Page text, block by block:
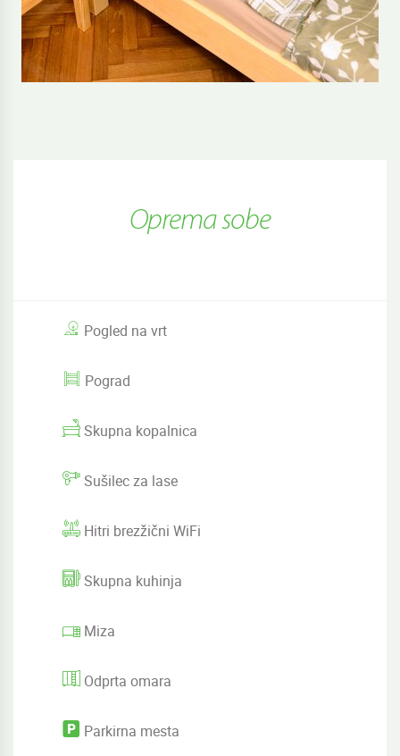
Oprema sobe
Pogled na vrt
Pograd
Skupna kopalnica
Sušilec za lase
Hitri brezžični WiFi
Skupna kuhinja
Miza
Odprta omara
Parkirna mesta